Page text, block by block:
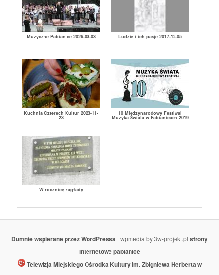
Muzyczne Pabianice 2026-08-03 Ludzie i ich pasje 2017-12-05
Kuchnia Czterech Kultur 2023-11-
23
10 Międzynarodowy Festiwal
Muzyka Świata w Pabianicach 2019
W rocznicę zagłady
Dumnie wspierane przez WordPressa | wpmedia by 3w-projekt.pl strony
internetowe pabianice
Telewizja Miejskiego Ośrodka Kultury im. Zbigniewa Herberta w